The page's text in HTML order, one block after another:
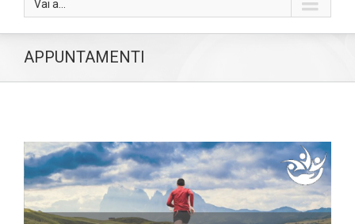
Vai a...
APPUNTAMENTI